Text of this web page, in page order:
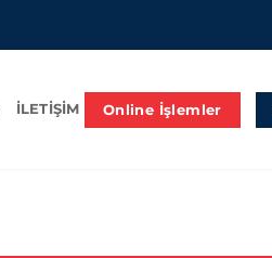
İLETIŞIM Online İşlemler